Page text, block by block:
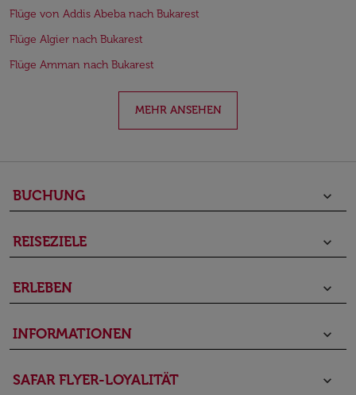
Flüge von Addis Abeba nach Bukarest
Flüge Algier nach Bukarest
Flüge Amman nach Bukarest
MEHR ANSEHEN
BUCHUNG keyboard_arrow_down
REISEZIELE keyboard_arrow_down
ERLEBEN keyboard_arrow_down
INFORMATIONEN keyboard_arrow_down
SAFAR FLYER-LOYALITÄT keyboard_arrow_down